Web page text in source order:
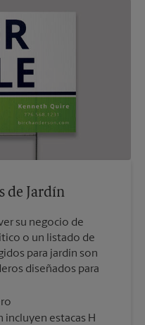
de Jardín
su negocio de
o un listado de
para jardín son
diseñados para
incluyen estacas H